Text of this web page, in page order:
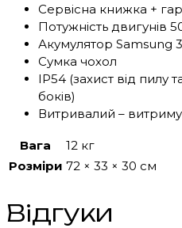
Сервісна книжка +
Потужність двигунів
Акумулятор Samsung
Сумка чохол
IP54 (захист від пилу
боків)
Витривалий –
Вага
12 кг
Розміри 72 × 33 × 30 см
Відгуки